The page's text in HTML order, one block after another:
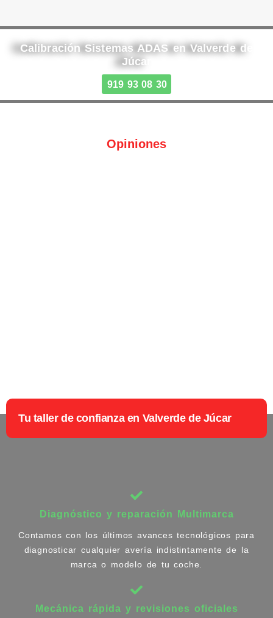
Calibración Sistemas ADAS en Valverde de
Júcar
919 93 08 30
Opiniones
Tu taller de confianza en Valverde de Júcar
Diagnóstico y reparación Multimarca
Contamos con los últimos avances tecnológicos para
diagnosticar cualquier avería indistintamente de la
marca o modelo de tu coche.
Mecánica rápida y revisiones oficiales